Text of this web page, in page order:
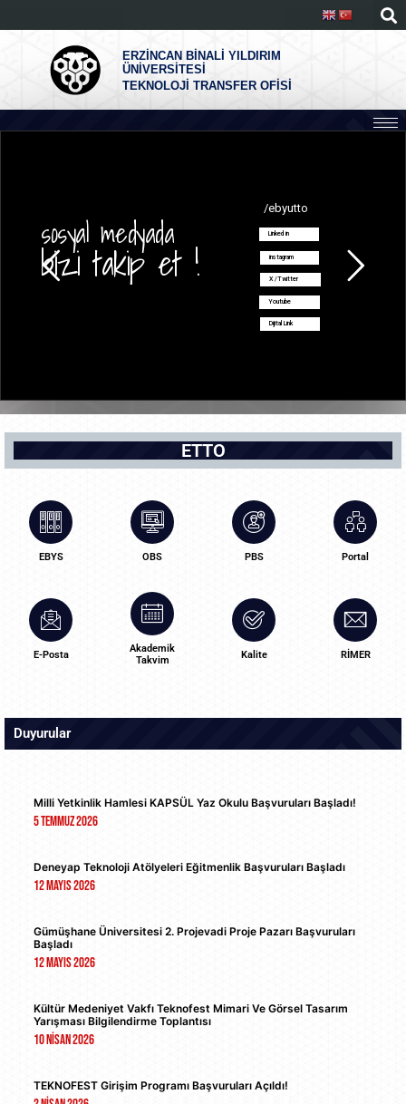
ERZİNCAN BİNALİ YILDIRIM
ÜNİVERSİTESİ
TEKNOLOJİ TRANSFER OFİSİ
sosyal medyada
bizi takip et !
/ebyutto
Dijital Link
Linked in
instagram
X /Twitter
Youtube
ETTO
EBYS OBS PBS Portal
E-Posta
Akademik
Takvim
Kalite RİMER
Duyurular
Milli Yetkinlik Hamlesi KAPSÜL Yaz Okulu Başvuruları Başladı!
5 Temmuz 2026
Deneyap Teknoloji Atölyeleri Eğitmenlik Başvuruları Başladı
12 Mayıs 2026
Gümüşhane Üniversitesi 2. Projevadi Proje Pazarı Başvuruları
Başladı
12 Mayıs 2026
Kültür Medeniyet Vakfı Teknofest Mimari Ve Görsel Tasarım
Yarışması Bilgilendirme Toplantısı
10 Nisan 2026
TEKNOFEST Girişim Programı Başvuruları Açıldı!